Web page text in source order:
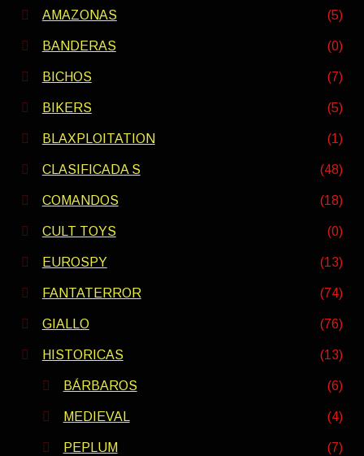
AMAZONAS (5)
BANDERAS (0)
BICHOS (7)
BIKERS (5)
BLAXPLOITATION (1)
CLASIFICADA S (48)
COMANDOS (18)
CULT TOYS (0)
EUROSPY (13)
FANTATERROR (74)
GIALLO (76)
HISTORICAS (13)
BÁRBAROS (6)
MEDIEVAL (4)
PEPLUM (7)